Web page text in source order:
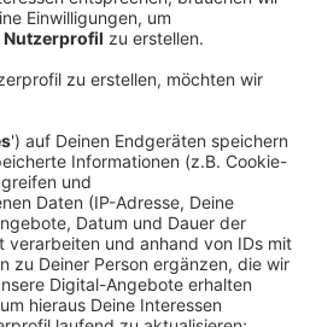
sind Teile der ersten
- über den
Dichter ausgestellt. Auf den
Heine selbst, seine
auch Personen aus seinem
wird die Ausstellung am
das Autorenteam. Die
zum 23. April und ist Teil der
Geburtstag von Heinrich-